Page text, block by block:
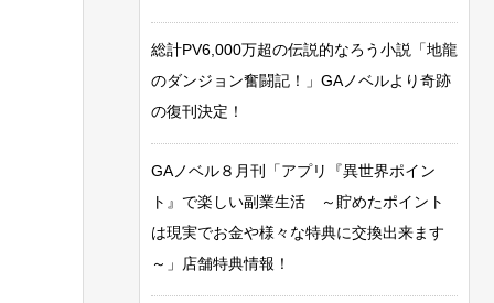
総計PV6,000万超の伝説的なろう小説「地龍
のダンジョン奮闘記！」GAノベルより奇跡
の復刊決定！
GAノベル８月刊「アプリ『異世界ポイン
ト』で楽しい副業生活 ～貯めたポイント
は現実でお金や様々な特典に交換出来ます
～」店舗特典情報！